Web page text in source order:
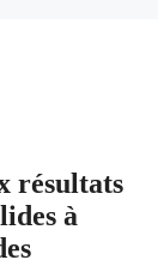
résultats
à